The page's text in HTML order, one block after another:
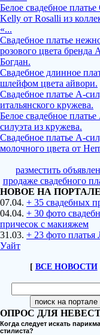
Белое свадебное платье
Kelly от Rosalli из
«...
Свадебное платье
розового цвета бренда
Богдан.
Свадебное длинное
шлейфом цвета айвори.
Свадебное платье А-
итальянского кружева.
Белое свадебное
силуэта из кружева.
Свадебное платье А-
молочного цвета от
разместить
продаже свадебного
НОВОЕ НА ПОРТАЛЕ
07.04. + 35 свадебных
04.04. + 30 фото
причесок с макияжем
31.03. + 23 фото платья
Уайт
[ ВСЕ НОВОСТИ
ОПРОС ДЛЯ
Когда следует искать
стилиста?